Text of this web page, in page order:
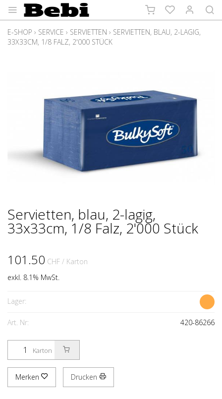
E-SHOP › SERVICE › SERVIETTEN › SERVIETTEN, BLAU, 2-LAGIG,
33X33CM, 1/8 FALZ, 2'000 STÜCK
Servietten, blau, 2-lagig,
33x33cm, 1/8 Falz, 2'000 Stück
101.50 CHF / Karton
exkl. 8.1% MwSt.
Lager:
Art. Nr: 420-86266
Karton
Merken Drucken